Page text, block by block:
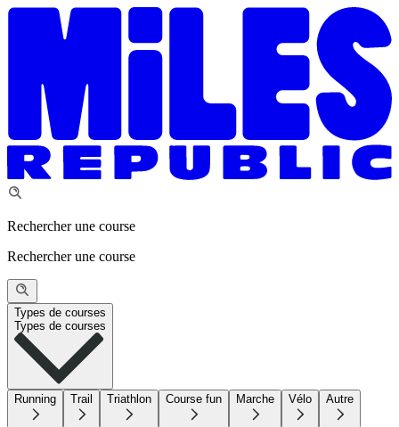
Rechercher une course
Rechercher une course
Types de courses
Types de courses
Running Trail Triathlon Course fun Marche Vélo Autre